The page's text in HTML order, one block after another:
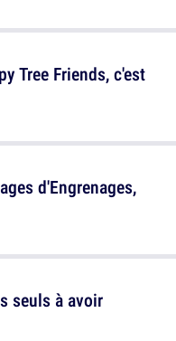
Tree Friends, c'est
seuls à avoir
d'Engrenages,